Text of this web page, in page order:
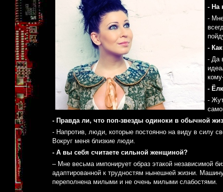
- На
-
-
- Да
-
-
- Правда ли, что поп-звезды одиноки в обычной
- Напротив, люди, которые постоянно на виду в силу
Вокруг меня близкие люди.
- А вы себя считаете сильной женщиной?
– Мне весьма импонирует образ этакой независимой
адаптированной к трудностям нынешней жизни.
переполнена милыми и не очень милыми слабостями.